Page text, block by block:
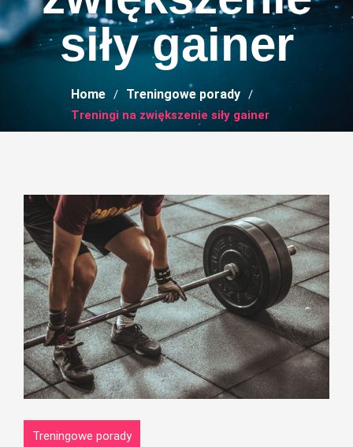
siły gainer
Home Treningowe porady
Treningi na zwiększenie siły gainer
Treningowe porady